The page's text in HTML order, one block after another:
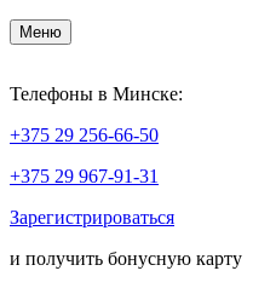
Меню
Телефоны в Минске:
+375 29 256-66-50
+375 29 967-91-31
Зарегистрироваться
и получить бонусную карту